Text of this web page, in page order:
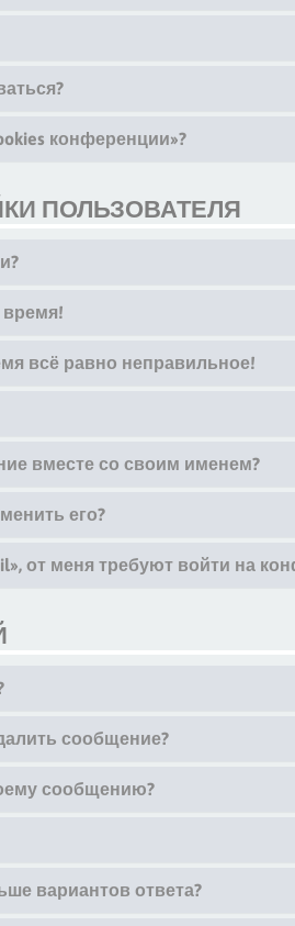
конференции»?
ПОЛЬЗОВАТЕЛЯ
всё равно неправильное!
вместе со своим именем?
его?
от меня требуют войти на
сообщение?
сообщению?
вариантов ответа?